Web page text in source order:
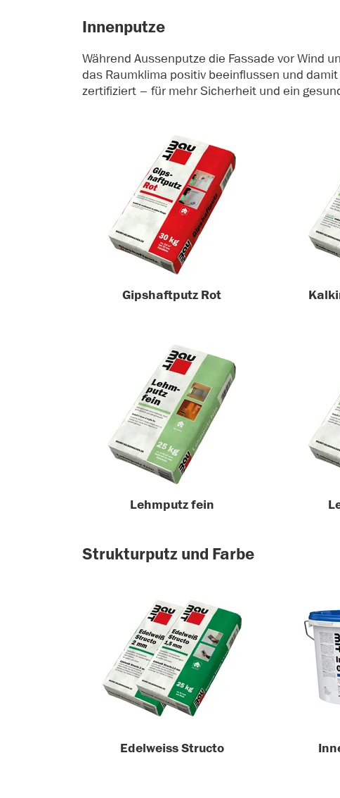
Innenputze
Während Aussenputze die Fassade vor Wind
das Raumklima positiv beeinflussen und
zertifiziert – für mehr Sicherheit und ein
Gipshaftputz Rot
Lehmputz fein
Strukturputz und Farbe
Edelweiss Structo